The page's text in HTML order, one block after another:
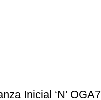
Inicial ‘N’ OGA7